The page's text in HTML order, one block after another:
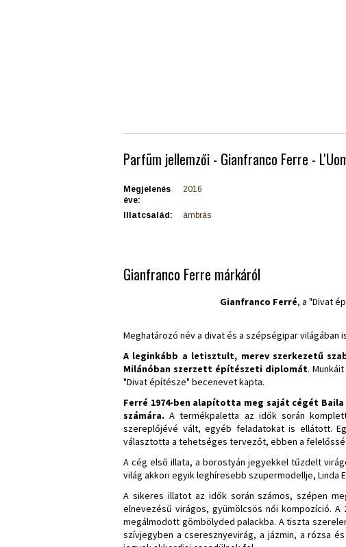
Parfüm jellemzői - Gianfranco Ferre -
Megjelenés
éve:
2016
Illatcsalád: ámbrás
Gianfranco Ferre márkáról
Gianfranco Ferré, a "Divat
Meghatározó név a divat és a szépségipar
A leginkább a letisztult, merev szerkezetű
Milánóban szerzett építészeti diplomát.
"Divat építésze" becenevet kapta.
Ferré 1974-ben alapította meg saját cégét
számára.A termékpaletta az idők során
szereplőjévé vált, egyéb feladatokat is ellátott.
választotta a tehetséges tervezőt, ebben a
A cég első illata, a borostyán jegyekkel tűzdelt
világ akkori egyik leghíresebb szupermodellje, Linda
A sikeres illatot az idők során számos, szépen
elnevezésű virágos, gyümölcsös női kompozíció.
megálmodott gömbölyded palackba. A tiszta
szívjegyben a cseresznyevirág, a jázmin, a rózsa